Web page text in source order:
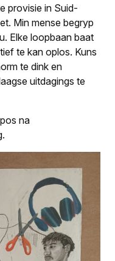
provisie in Suid-
Min mense begryp
Elke loopbaan baat
te kan oplos. Kuns
te dink en
uitdagings te
na